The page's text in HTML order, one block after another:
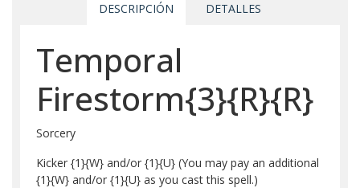
DESCRIPCIÓN DETALLES
Temporal
Firestorm{3}{R}{R}
Sorcery
Kicker {1}{W} and/or {1}{U} (You may pay an additional
{1}{W} and/or {1}{U} as you cast this spell.)